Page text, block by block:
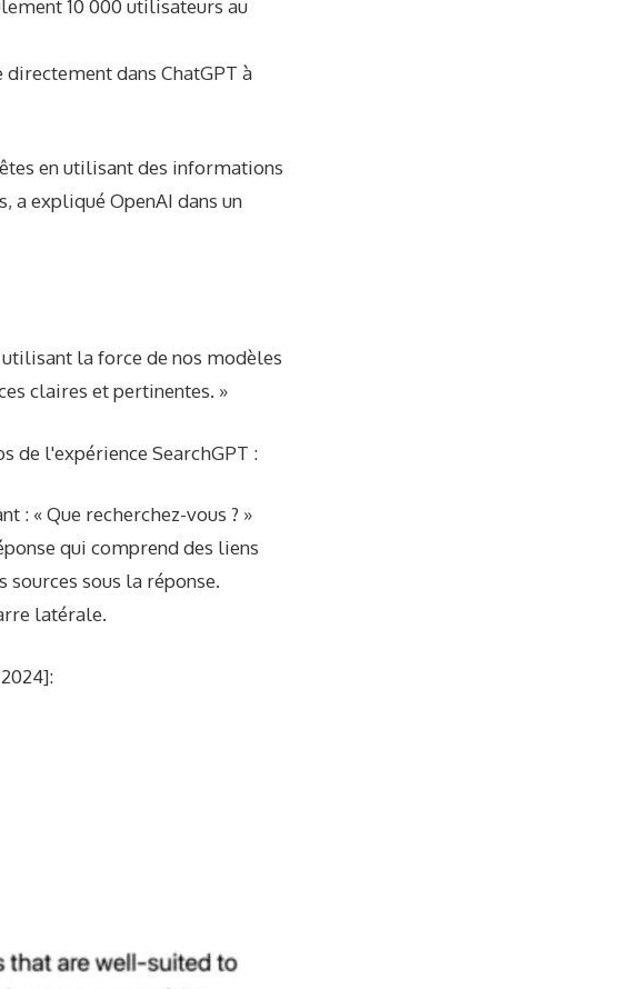
10 000 utilisateurs au
dans ChatGPT à
en utilisant des informations
a expliqué OpenAI dans un
la force de nos modèles
claires et pertinentes. »
de l'expérience SearchGPT :
: « Que recherchez-vous ? »
qui comprend des liens
sources sous la réponse.
latérale.